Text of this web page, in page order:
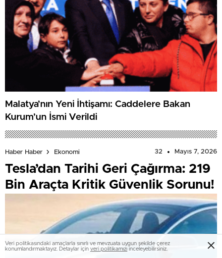
Malatya’nın Yeni İhtişamı: Caddelere Bakan
Kurum’un İsmi Verildi
Haber Haber Ekonomi 32 Mayıs 7, 2026
Tesla’dan Tarihi Geri Çağırma: 219
Bin Araçta Kritik Güvenlik Sorunu!
Veri politikasındaki amaçlarla sınırlı ve mevzuata uygun şekilde çerez
konumlandırmaktayız. Detaylar için veri politikamızı inceleyebilirsiniz.